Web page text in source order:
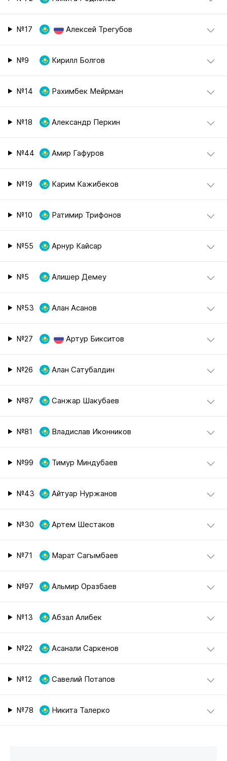
№17 Алексей Трегубов
№9 Кирилл Болгов
№14 Рахимбек Мейрман
№18 Александр Перкин
№44 Амир Гафуров
№19 Карим Кажибеков
№10 Ратимир Трифонов
№55 Арнур Кайсар
№5 Алишер Демеу
№53 Алан Асанов
№27 Артур Бикситов
№26 Алан Сатубалдин
№87 Санжар Шакубаев
№81 Владислав Иконников
№99 Тимур Миндубаев
№43 Айтуар Нуржанов
№30 Артем Шестаков
№71 Марат Сагымбаев
№97 Альмир Оразбаев
№13 Абзал Алибек
№22 Асанали Саркенов
№12 Савелий Потапов
№78 Никита Талерко